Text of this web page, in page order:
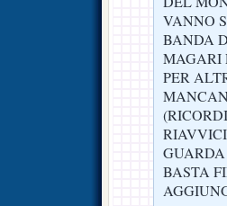
VANNO
BANDA
MAGARI
PER
BASTA